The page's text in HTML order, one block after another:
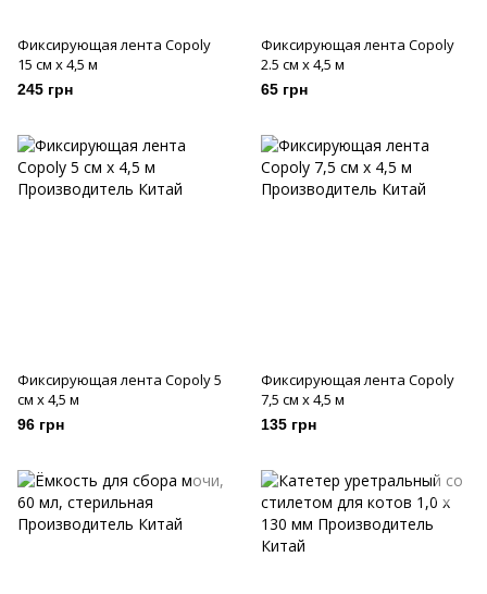
Фиксирующая лента Copoly
15 см х 4,5 м
245 грн
Фиксирующая лента Copoly
2.5 см х 4,5 м
65 грн
Фиксирующая лента Copoly 5
см х 4,5 м
96 грн
Фиксирующая лента Copoly
7,5 см х 4,5 м
135 грн